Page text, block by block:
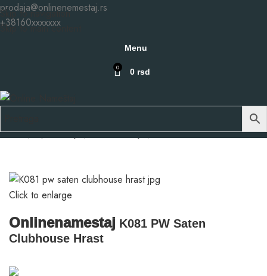
Skip to navigation
Skip to main content
prodaja@onlinenemestaj.rs
+38160xxxxxxx
Menu
0 0 rsd
Početna Repromaterijali Pločasti materijali Univer
Click to enlarge
Onlinenamestaj K081 PW Saten
Clubhouse Hrast